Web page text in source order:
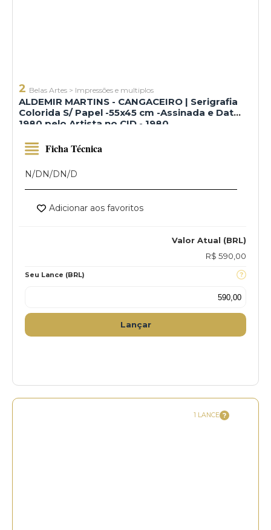
2 Belas Artes > Impressões e multiplos
ALDEMIR MARTINS - CANGACEIRO | Serigrafia
Colorida S/ Papel -55x45 cm -Assinada e Dat
1980 pelo Artista no CID - 1980
Valor Atual (BRL)
R$ 590,00
Seu Lance (BRL)
Lançar
Ficha Técnica
N/DN/DN/D
Adicionar aos favoritos
1 LANCE